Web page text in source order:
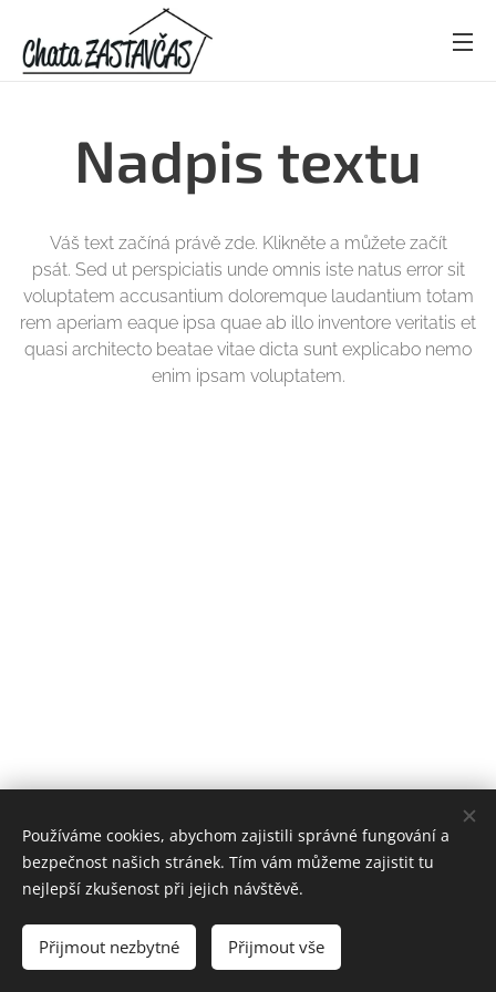
Nadpis textu
Váš text začíná právě zde. Klikněte a můžete začít
psát. Sed ut perspiciatis unde omnis iste natus error sit
voluptatem accusantium doloremque laudantium totam
rem aperiam eaque ipsa quae ab illo inventore veritatis et
quasi architecto beatae vitae dicta sunt explicabo nemo
enim ipsam voluptatem.
Vytvořeno službou Cookies
Používáme cookies, abychom zajistili správné fungování a
bezpečnost našich stránek. Tím vám můžeme zajistit tu
nejlepší zkušenost při jejich návštěvě.
Přijmout nezbytné Přijmout vše